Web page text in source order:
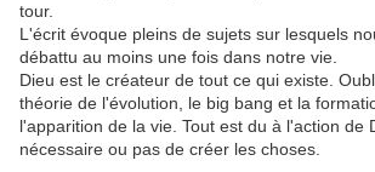
tour.
L'écrit évoque pleins de sujets sur lesquels
débattu au moins une fois dans notre vie.
Dieu est le créateur de tout ce qui existe.
théorie de l'évolution, le big bang et la
l'apparition de la vie. Tout est du à l'action de
nécessaire ou pas de créer les choses.